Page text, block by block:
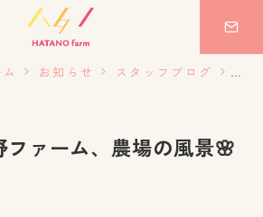
お知らせ スタッフブログ
ファーム、農場の風景🌸